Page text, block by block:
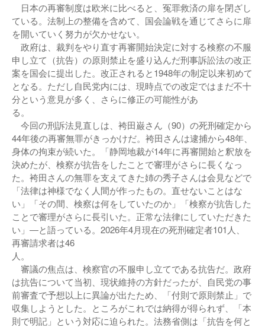
日本の再審制度は欧米に比べると、冤罪救済の扉を閉ざし
ている。法制上の整備を含めて、国会論戦を通じてさらに扉
を開いていく努力が欠かせない。
政府は、裁判をやり直す再審開始決定に対する検察の不服
申し立て（抗告）の原則禁止を盛り込んだ刑事訴訟法の改正
案を国会に提出した。改正されると1948年の制定以来初めて
となる。ただし自民党内には、現時点での改定ではまだ不十
分という意見が多く、さらに修正の可能性があ
る。
今回の刑訴法見直しは、袴田巌さん（90）の死刑確定から
44年後の再審無罪がきっかけだ。袴田さんは逮捕から48年、
身体の拘束が続いた。「静岡地裁が14年に再審開始と釈放を
決めたが、検察が抗告をしたことで審理がさらに長くなっ
た。袴田さんの無罪を支えてきた姉の秀子さんは会見などで
「法律は神様でなく人間が作ったもの。直せないことはな
い」「その間、検察は何をしていたのか」「検察が抗告した
ことで審理がさらに長引いた。正常な法律にしていただきた
い」―と語っている。2026年4月現在の死刑確定者101人、
再審請求者は46
人
審議の焦点は、検察官の不服申し立てである抗告だ。政府
は抗告について当初、現状維持の方針だったが、自民党の事
前審査で予想以上に異論が出たため、「付則で原則禁止」で
収集しようとした。ところがこれでは納得が得られず、「本
則で明記」という対応に迫られた。法務省側は「抗告を何と